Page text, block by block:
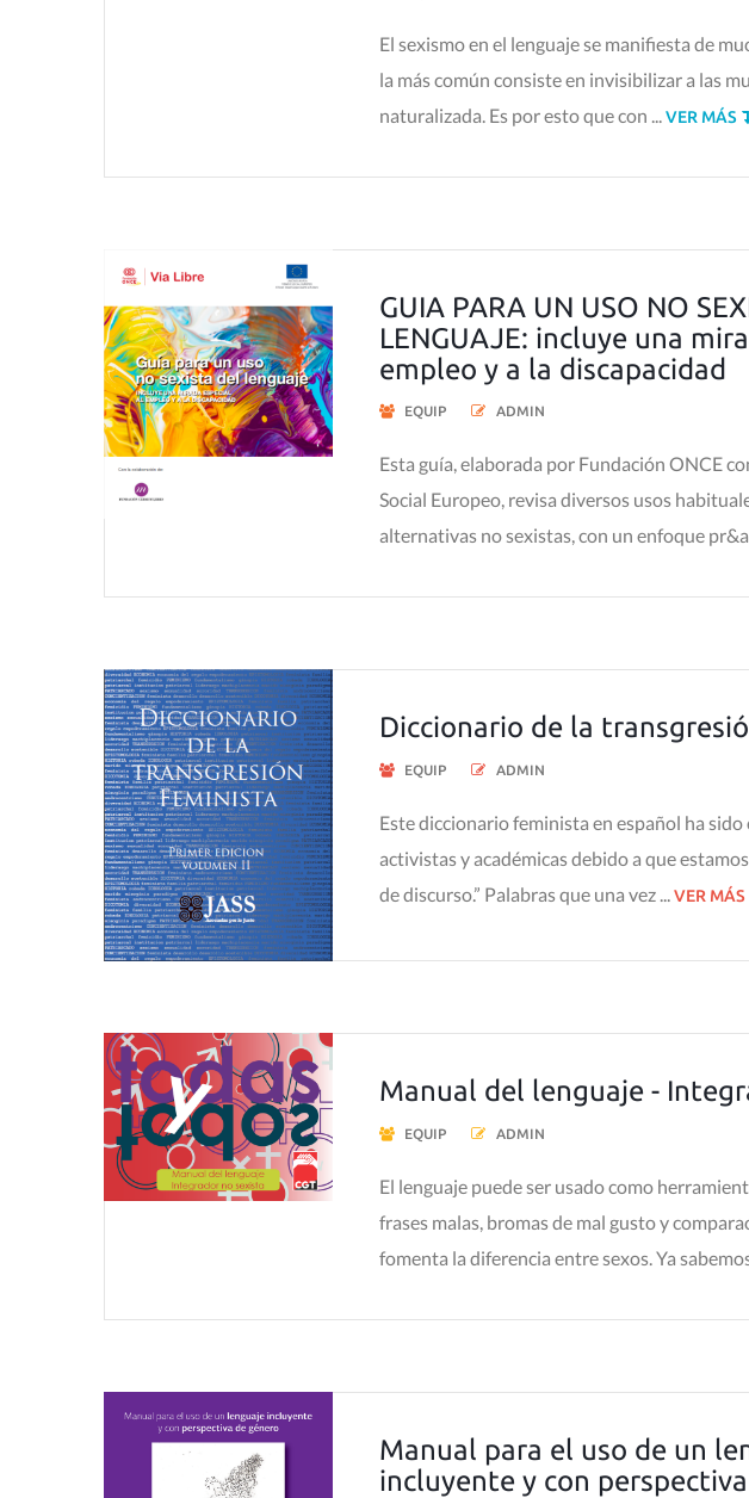
El sexismo en el lenguaje se manifiesta de
la más común consiste en invisibilizar a las
naturalizada. Es por esto que con ...
VER MÁS
GUIA PARA UN USO NO
LENGUAJE: incluye una
empleo y a la discapacidad
EQUIP ADMIN
Esta guía, elaborada por Fundación ONCE
Social Europeo, revisa diversos usos
alternativas no sexistas, con un enfoque
Diccionario de la
EQUIP ADMIN
Este diccionario feminista en español ha
activistas y académicas debido a que
de discurso.” Palabras que una vez ...VER MÁS
Manual del lenguaje -
EQUIP ADMIN
El lenguaje puede ser usado como
frases malas, bromas de mal gusto y
fomenta la diferencia entre sexos. Ya sabemos
Manual para el uso de un
incluyente y con